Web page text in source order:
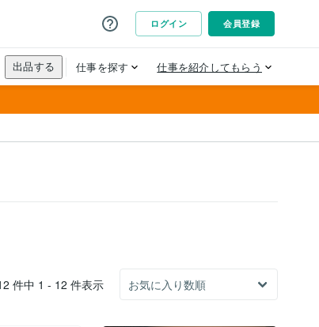
件中 1 - 12 件表示